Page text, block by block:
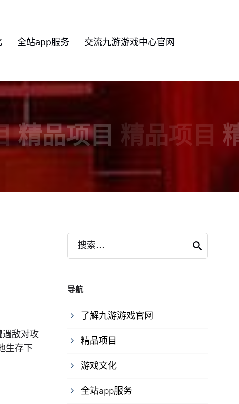
全站app服务 交流九游游戏中心官网
精品项目 精品项目
遇敌对攻
生存下
搜索...
导航
了解九游游戏官网
精品项目
游戏文化
全站app服务